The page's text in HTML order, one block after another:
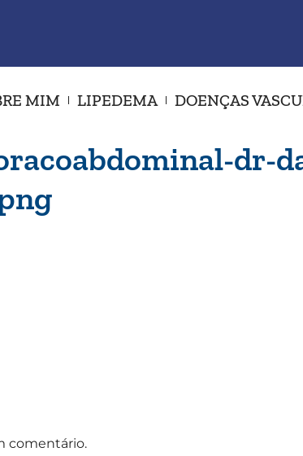
MIM LIPEDEMA DOENÇAS
dr-
comentário.